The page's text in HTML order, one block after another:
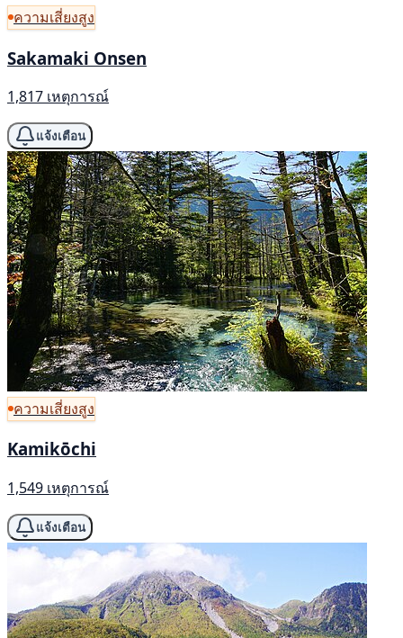
ความเสี่ยงสูง
Sakamaki Onsen
1,817 เหตุการณ์
แจ้งเตือน
ความเสี่ยงสูง
Kamikōchi
1,549 เหตุการณ์
แจ้งเตือน